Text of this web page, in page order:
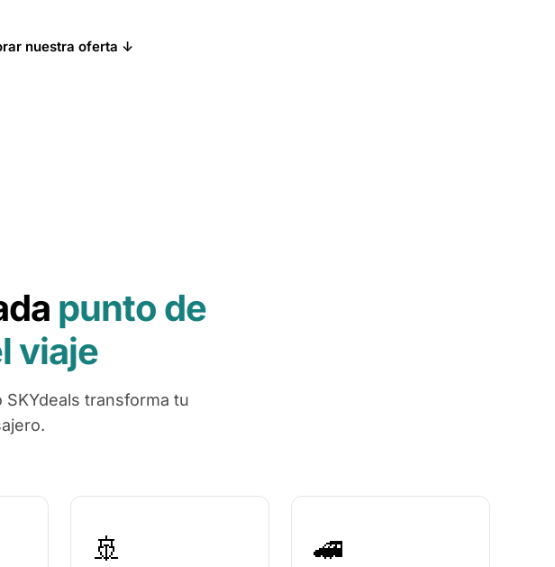
nuestra oferta ↓
punto de
viaje
transforma tu
🚢 🚄